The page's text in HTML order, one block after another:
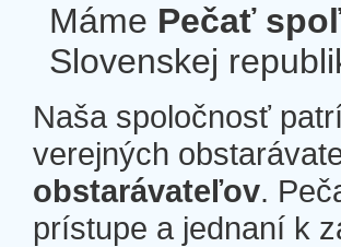
Máme Pečať
Slovenskej
Naša spoločnosť
verejných
obstarávateľov.
prístupe a jednaní k